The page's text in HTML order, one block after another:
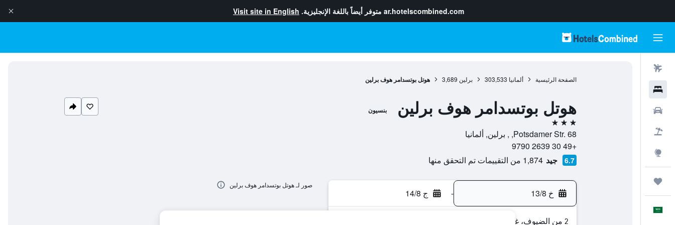
ar.hotelscombined.com متوفر أيضاً باللغة الإنجليزية. Visit site in English
الصفحة الرئيسية ألمانيا 303,533 برلين 3,689 هوتل بوتسدامر هوف برلين
هوتل بوتسدامر هوف برلين بنسيون
3 نجوم
Potsdamer Str. 68, , برلين, ألمانيا
+49 30 2639 9790
6.7 جيد 1,874 من التقييمات تم التحقق منها
خ 13/8 - ج 14/8
2 من الضيوف، غرفة واحدة
صور لـ هوتل بوتسدامر هوف برلين